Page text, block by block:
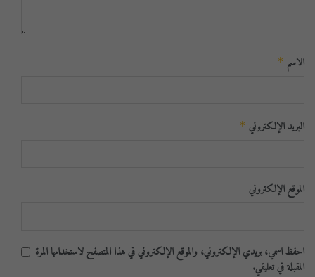
الاسم *
البريد الإلكتروني *
الموقع الإلكتروني
احفظ اسمي، بريدي الإلكتروني، والموقع الإلكتروني في هذا المتصفح لاستخدامها المرة
المقبلة في تعليقي.